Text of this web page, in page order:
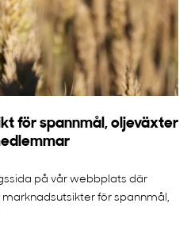
för spannmål, oljeväxter
på vår webbplats där
för spannmål,